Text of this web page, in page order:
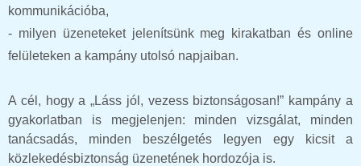
kommunikációba,
- milyen üzeneteket jelenítsünk meg kirakatban és online
felületeken a kampány utolsó napjaiban.
A cél, hogy a „Láss jól, vezess biztonságosan!” kampány a
gyakorlatban is megjelenjen: minden vizsgálat, minden
tanácsadás, minden beszélgetés legyen egy kicsit a
közlekedésbiztonság üzenetének hordozója is.